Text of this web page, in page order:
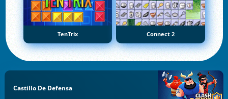
TenTrix Connect 2
Castillo De Defensa